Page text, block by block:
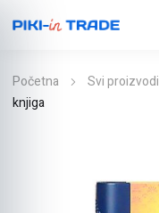
Početna Svi proizvodi
knjiga